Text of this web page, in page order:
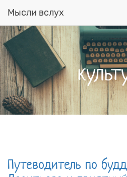
Перейти
к
основному
содержанию
Мысли вслух
Путеводитель по